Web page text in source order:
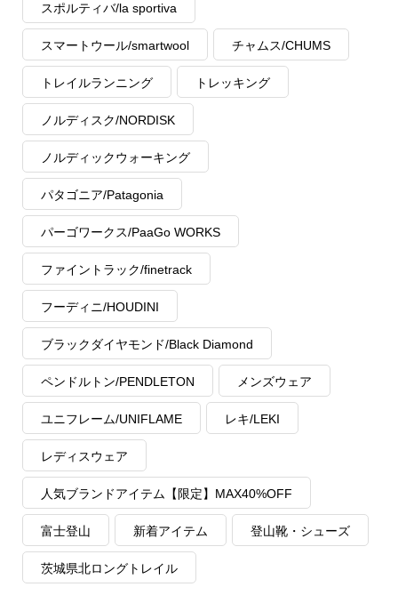
スポルティバ/la sportiva
スマートウール/smartwool チャムス/CHUMS
トレイルランニング トレッキング
ノルディスク/NORDISK
ノルディックウォーキング
パタゴニア/Patagonia
パーゴワークス/PaaGo WORKS
ファイントラック/finetrack
フーディニ/HOUDINI
ブラックダイヤモンド/Black Diamond
ペンドルトン/PENDLETON メンズウェア
ユニフレーム/UNIFLAME レキ/LEKI
レディスウェア
人気ブランドアイテム【限定】MAX40%OFF
富士登山 新着アイテム 登山靴・シューズ
茨城県北ロングトレイル